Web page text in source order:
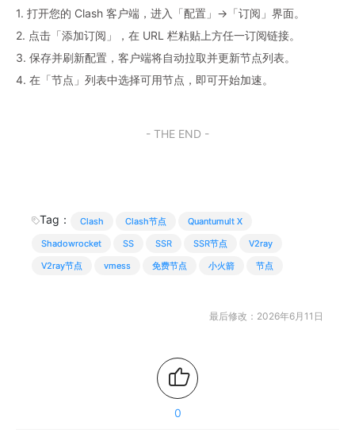
1. 打开您的 Clash 客户端，进入「配置」→「订阅」界面。
2. 点击「添加订阅」，在 URL 栏粘贴上方任一订阅链接。
3. 保存并刷新配置，客户端将自动拉取并更新节点列表。
4. 在「节点」列表中选择可用节点，即可开始加速。
- THE END -
Tag： Clash Clash节点
Quantumult X
Shadowrocket
SS SSR SSR节点
V2ray
V2ray节点
vmess 免费节点 小火箭 节点
最后修改：2026年6月11日
0